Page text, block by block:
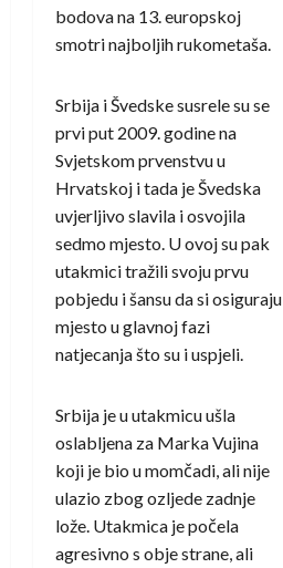
bodova na 13. europskoj
smotri najboljih rukometaša.
Srbija i Švedske susrele su se
prvi put 2009. godine na
Svjetskom prvenstvu u
Hrvatskoj i tada je Švedska
uvjerljivo slavila i osvojila
sedmo mjesto. U ovoj su pak
utakmici tražili svoju prvu
pobjedu i šansu da si osiguraju
mjesto u glavnoj fazi
natjecanja što su i uspjeli.
Srbija je u utakmicu ušla
oslabljena za Marka Vujina
koji je bio u momčadi, ali nije
ulazio zbog ozljede zadnje
lože. Utakmica je počela
agresivno s obje strane, ali